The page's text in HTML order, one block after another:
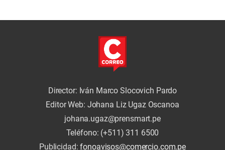
Director: Iván Marco Slocovich Pardo
Editor Web: Johana Liz Ugaz Oscanoa
johana.ugaz@prensmart.pe
Teléfono: (+511) 311 6500
Publicidad:fonoavisos@comercio.com.pe